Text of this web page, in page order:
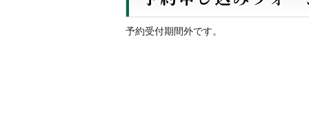
予約受付期間外です。